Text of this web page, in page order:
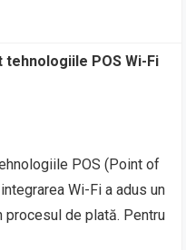
tehnologiile POS Wi-Fi
POS (Point of
Wi-Fi a adus un
de plată. Pentru